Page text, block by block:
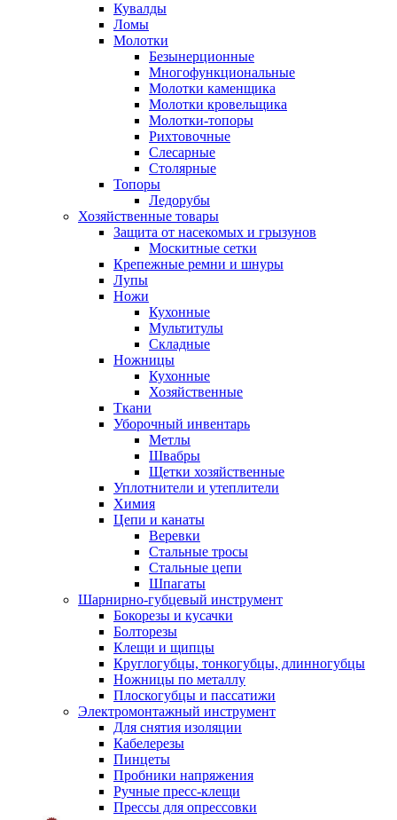
Кувалды
Ломы
Молотки
Безынерционные
Многофункциональные
Молотки каменщика
Молотки кровельщика
Молотки-топоры
Рихтовочные
Слесарные
Столярные
Топоры
Ледорубы
Хозяйственные товары
Защита от насекомых и грызунов
Москитные сетки
Крепежные ремни и шнуры
Лупы
Ножи
Кухонные
Мультитулы
Складные
Ножницы
Кухонные
Хозяйственные
Ткани
Уборочный инвентарь
Метлы
Швабры
Щетки хозяйственные
Уплотнители и утеплители
Химия
Цепи и канаты
Веревки
Стальные тросы
Стальные цепи
Шпагаты
Шарнирно-губцевый инструмент
Бокорезы и кусачки
Болторезы
Клещи и щипцы
Круглогубцы, тонкогубцы, длинногубцы
Ножницы по металлу
Плоскогубцы и пассатижи
Электромонтажный инструмент
Для снятия изоляции
Кабелерезы
Пинцеты
Пробники напряжения
Ручные пресс-клещи
Прессы для опрессовки